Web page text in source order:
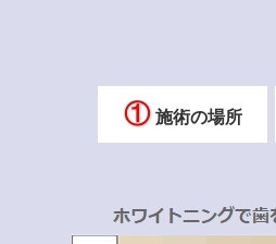
① 施術の場所